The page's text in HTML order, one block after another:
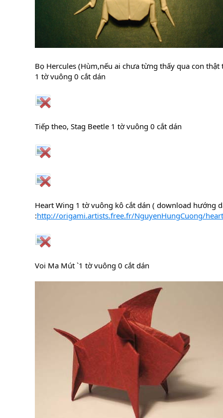
Bọ Hercules (Hùm,nếu ai chưa từng thấy qua con
1 tờ vuông 0 cắt dán
Tiếp theo, Stag Beetle 1 tờ vuông 0 cắt dán
Heart Wing 1 tờ vuông kô cắt dán ( download hướng
:http://origami.artists.free.fr/NguyenHungCuong/
Voi Ma Mút `1 tờ vuông 0 cắt dán